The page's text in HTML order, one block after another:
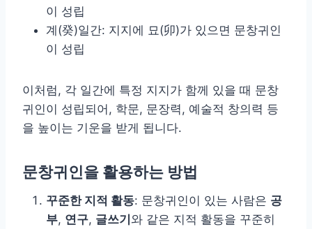
이 성립
계(癸)일간: 지지에 묘(卯)가 있으면 문창귀인
이 성립
이처럼, 각 일간에 특정 지지가 함께 있을 때 문창
귀인이 성립되어, 학문, 문장력, 예술적 창의력 등
을 높이는 기운을 받게 됩니다.
문창귀인을 활용하는 방법
꾸준한 지적 활동: 문창귀인이 있는 사람은 공
부, 연구, 글쓰기와 같은 지적 활동을 꾸준히